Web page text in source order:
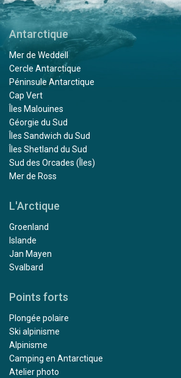
Antarctique
Mer de Weddell
Cercle Antarctique
Péninsule Antarctique
Cap Vert
Îles Malouines
Géorgie du Sud
Îles Sandwich du Sud
Îles Shetland du Sud
Sud des Orcades (Îles)
Mer de Ross
L'Arctique
Groenland
Islande
Jan Mayen
Svalbard
Points forts
Plongée polaire
Ski alpinisme
Alpinisme
Camping en Antarctique
Atelier photo